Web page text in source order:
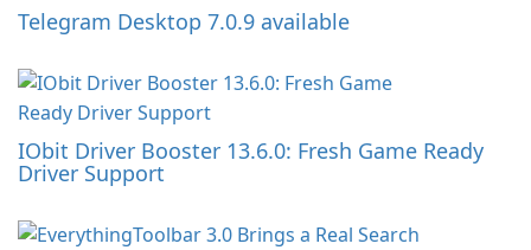
Telegram Desktop 7.0.9 available
IObit Driver Booster 13.6.0: Fresh Game Ready
Driver Support